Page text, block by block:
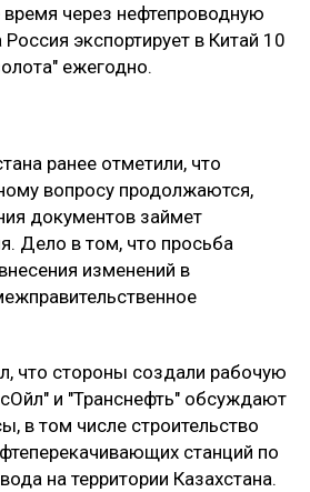
через нефтепроводную
Россия экспортирует в Китай 10
ежегодно.
ранее отметили, что
вопросу продолжаются,
документов займет
Дело в том, что просьба
изменений в
что стороны создали рабочую
и "Транснефть" обсуждают
в том числе строительство
станций по
на территории Казахстана.